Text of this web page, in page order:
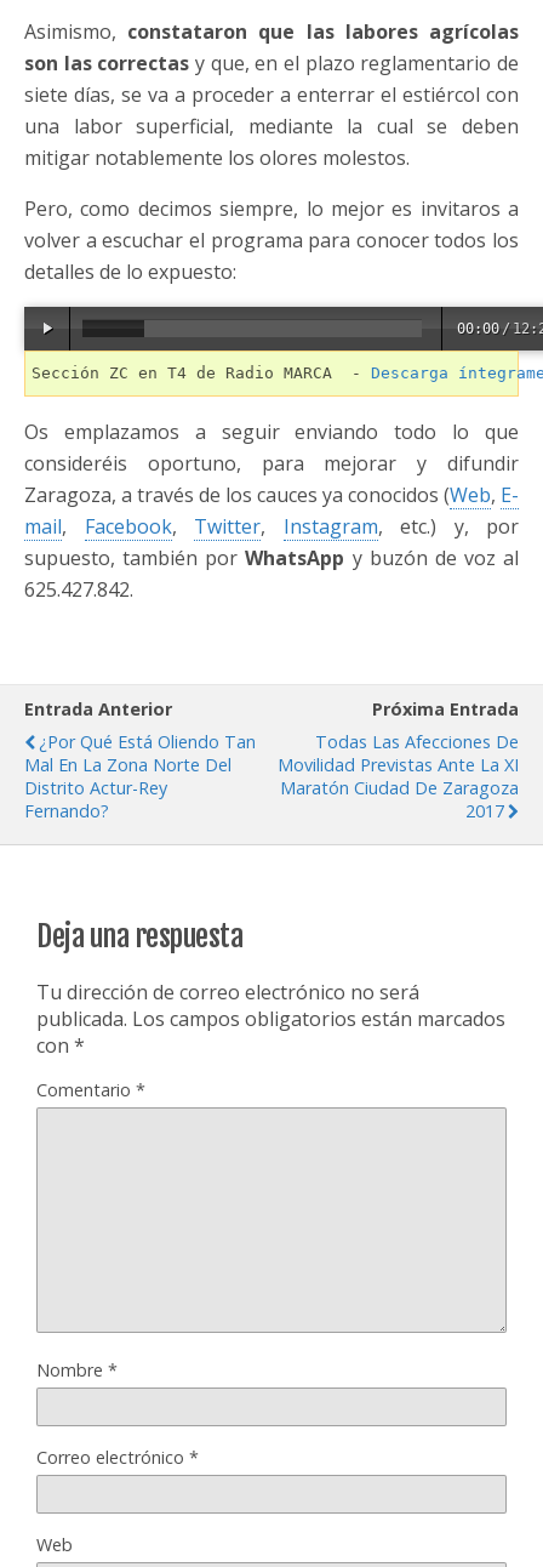
Asimismo, constataron que las labores agrícolas
son las correctas y que, en el plazo reglamentario de
siete días, se va a proceder a enterrar el estiércol con
una labor superficial, mediante la cual se deben
mitigar notablemente los olores molestos.
Pero, como decimos siempre, lo mejor es invitaros a
volver a escuchar el programa para conocer todos los
detalles de lo expuesto:
00:00 /
Sección ZC en T4 de Radio MARCA  - Descarga
Os emplazamos a seguir enviando todo lo que
consideréis oportuno, para mejorar y difundir
Zaragoza, a través de los cauces ya conocidos (Web, E-
mail, Facebook, Twitter, Instagram, etc.) y, por
supuesto, también porWhatsApp y buzón de voz al
625.427.842.
Entrada Anterior
¿Por Qué Está Oliendo Tan
Mal En La Zona Norte Del
Distrito Actur-Rey
Fernando?
Próxima Entrada
Todas Las Afecciones De
Movilidad Previstas Ante La XI
Maratón Ciudad De Zaragoza
2017
Deja una respuesta
Tu dirección de correo electrónico no será
publicada. Los campos obligatorios están marcados
con *
Comentario *
Nombre *
Correo electrónico *
Web